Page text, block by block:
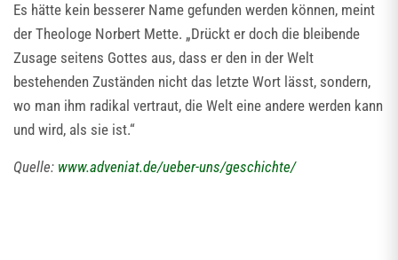
Es hätte kein besserer Name gefunden werden können, meint
der Theologe Norbert Mette. „Drückt er doch die bleibende
Zusage seitens Gottes aus, dass er den in der Welt
bestehenden Zuständen nicht das letzte Wort lässt, sondern,
wo man ihm radikal vertraut, die Welt eine andere werden kann
und wird, als sie ist.“
Quelle: www.adveniat.de/ueber-uns/geschichte/